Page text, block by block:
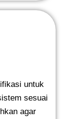
untuk
sesuai
agar